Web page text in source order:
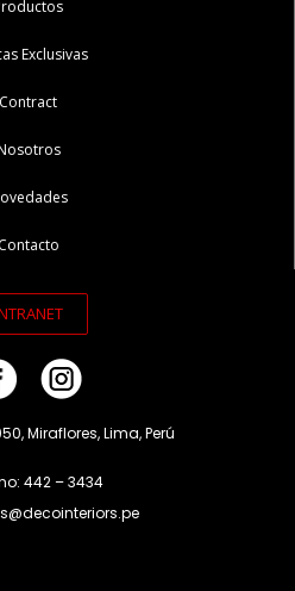
Exclusivas
Contract
Contacto
Miraflores, Lima, Perú
442 – 3434